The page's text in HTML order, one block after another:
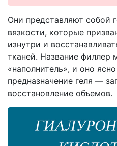
Они представляют собой
вязкости, которые
изнутри и
тканей. Название филлер
«наполнитель», и оно
предназначение геля —
восстановление объемов.